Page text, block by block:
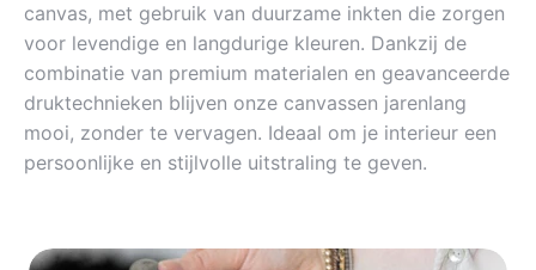
canvas, met gebruik van duurzame inkten die zorgen
voor levendige en langdurige kleuren. Dankzij de
combinatie van premium materialen en geavanceerde
druktechnieken blijven onze canvassen jarenlang
mooi, zonder te vervagen. Ideaal om je interieur een
persoonlijke en stijlvolle uitstraling te geven.